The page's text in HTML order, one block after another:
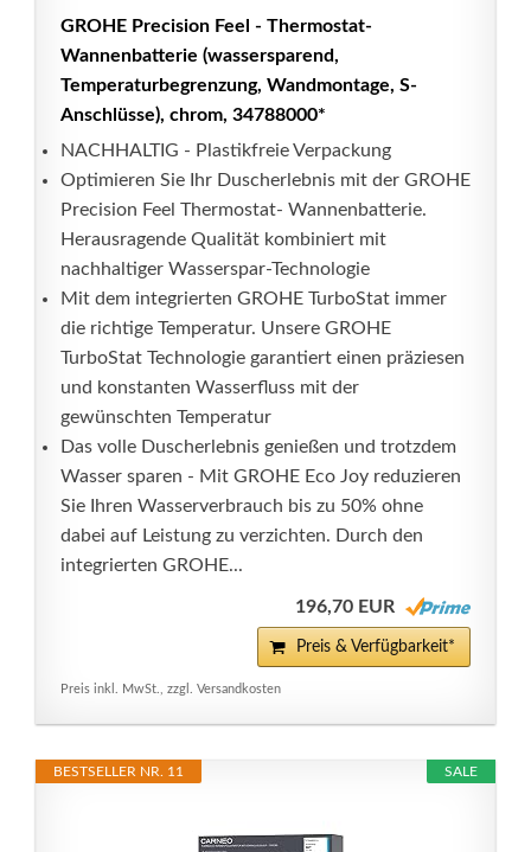
GROHE Precision Feel - Thermostat-
Wannenbatterie (‎wassersparend,
Temperaturbegrenzung, Wandmontage, S-
Anschlüsse), chrom, 34788000*
NACHHALTIG - Plastikfreie Verpackung
Optimieren Sie Ihr Duscherlebnis mit der GROHE
Precision Feel Thermostat- Wannenbatterie.
Herausragende Qualität kombiniert mit
nachhaltiger Wasserspar-Technologie
Mit dem integrierten GROHE TurboStat immer
die richtige Temperatur. Unsere GROHE
TurboStat Technologie garantiert einen präziesen
und konstanten Wasserfluss mit der
gewünschten Temperatur
Das volle Duscherlebnis genießen und trotzdem
Wasser sparen - Mit GROHE Eco Joy reduzieren
Sie Ihren Wasserverbrauch bis zu 50% ohne
dabei auf Leistung zu verzichten. Durch den
integrierten GROHE...
196,70 EUR
Preis & Verfügbarkeit*
Preis inkl. MwSt., zzgl. Versandkosten
SALE
BESTSELLER NR. 11